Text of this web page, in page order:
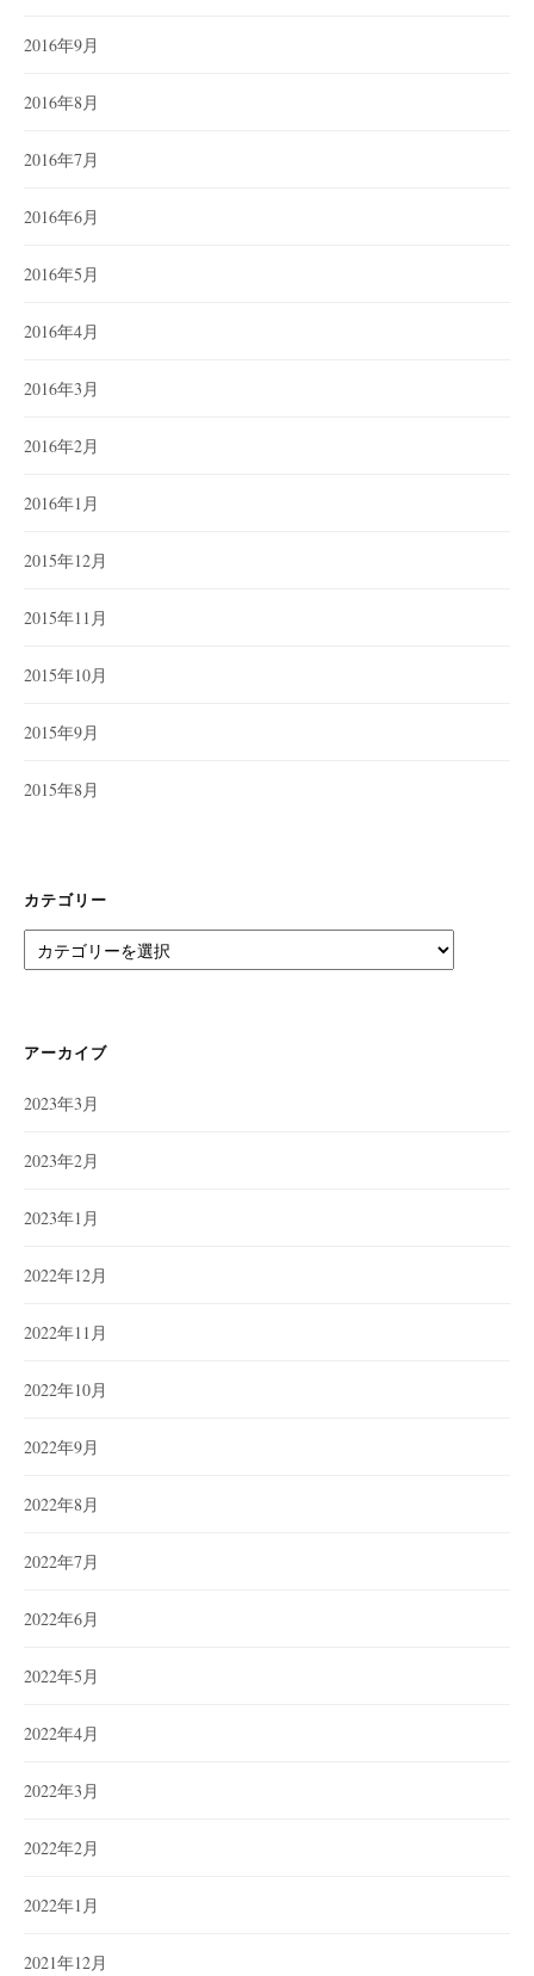
2016年9月
2016年8月
2016年7月
2016年6月
2016年5月
2016年4月
2016年3月
2016年2月
2016年1月
2015年12月
2015年11月
2015年10月
2015年9月
2015年8月
カテゴリー
テ
ー
アーカイブ
2023年3月
2023年2月
2023年1月
2022年12月
2022年11月
2022年10月
2022年9月
2022年8月
2022年7月
2022年6月
2022年5月
2022年4月
2022年3月
2022年2月
2022年1月
2021年12月